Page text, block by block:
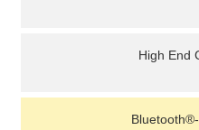
High End